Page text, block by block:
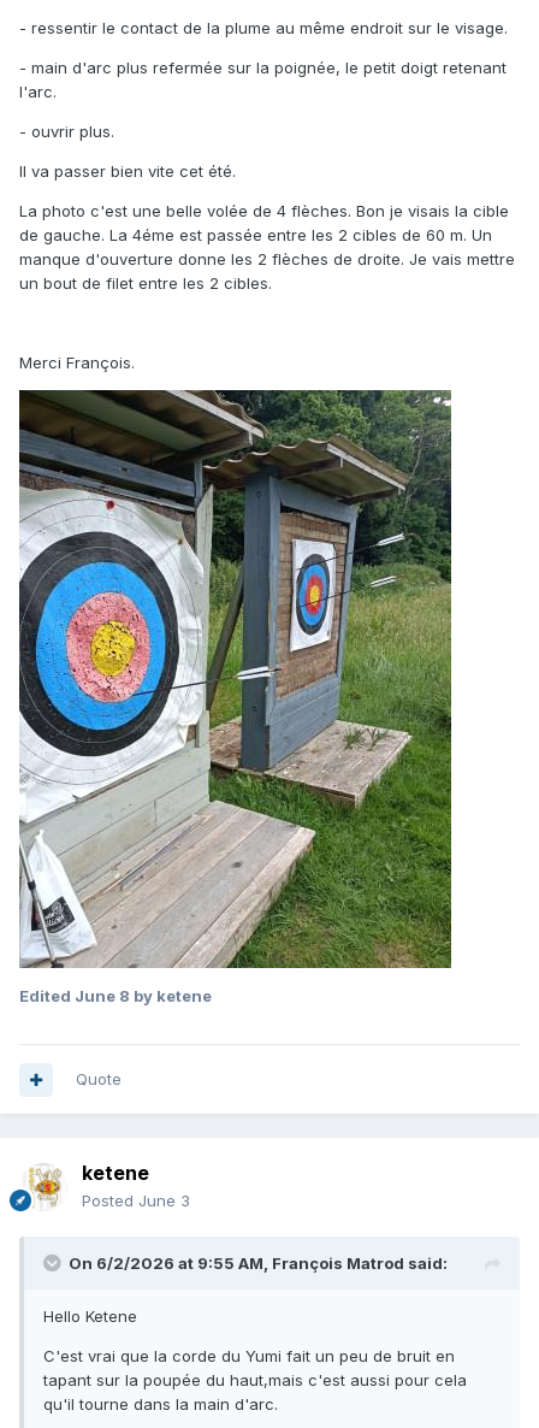
- ressentir le contact de la plume au même endroit sur le visage.
- main d'arc plus refermée sur la poignée, le petit doigt retenant
l'arc.
- ouvrir plus.
Il va passer bien vite cet été.
La photo c'est une belle volée de 4 flèches. Bon je visais la cible
de gauche. La 4éme est passée entre les 2 cibles de 60 m. Un
manque d'ouverture donne les 2 flèches de droite. Je vais mettre
un bout de filet entre les 2 cibles.
Merci François.
Edited June 8 by ketene
Quote
ketene
Posted June 3
On 6/2/2026 at 9:55 AM, François Matrod said:
Hello Ketene
C'est vrai que la corde du Yumi fait un peu de bruit en
tapant sur la poupée du haut,mais c'est aussi pour cela
qu'il tourne dans la main d'arc.